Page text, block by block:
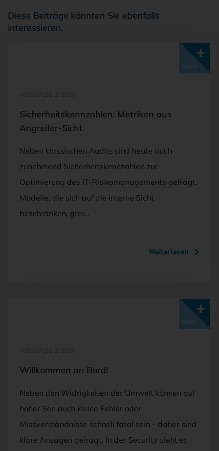
Diese Beiträge könnten Sie ebenfalls
interessieren.
Sicherheitskennzahlen: Metriken aus
Angreifer-Sicht
Neben klassischen Audits sind heute auch
zunehmend Sicherheitskennzahlen zur
Optimierung des IT-Risikomanagements gefragt.
Modelle, die sich auf die interne Sicht
beschränken, grei…
Weiterlesen
Willkommen an Bord!
Neben den Widrigkeiten der Umwelt können auf
hoher See auch kleine Fehler oder
Missverständnisse schnell fatal sein – daher sind
klare Ansagen gefragt. In der Security sieht es